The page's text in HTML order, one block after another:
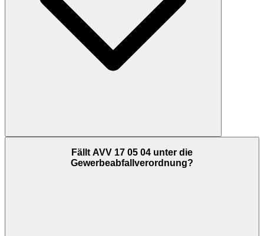
Fällt AVV 17 05 04 unter die
Gewerbeabfallverordnung?